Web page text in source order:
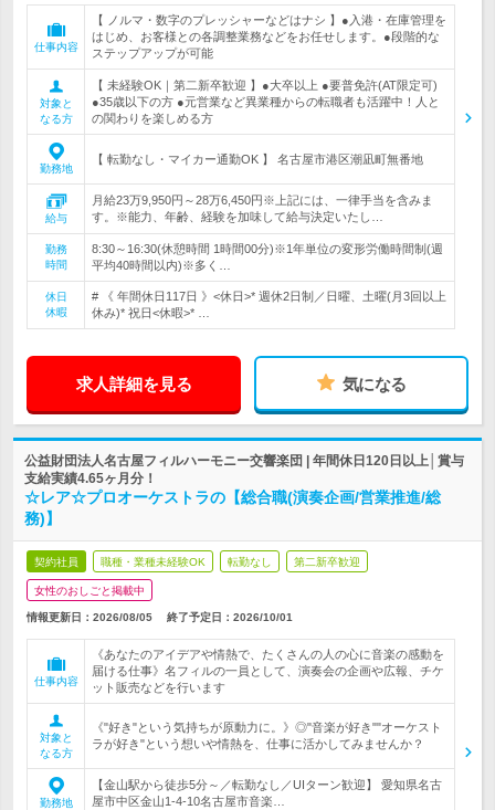
仕事内容
【 ノルマ・数字のプレッシャーなどはナシ 】●入港・在庫管理を
はじめ、お客様との各調整業務などをお任せします。●段階的な
ステップアップが可能
対象と
なる方
【 未経験OK｜第二新卒歓迎 】●大卒以上 ●要普免許(AT限定可)
●35歳以下の方 ●元営業など異業種からの転職者も活躍中！人と
の関わりを楽しめる方
勤務地
【 転勤なし・マイカー通勤OK 】 名古屋市港区潮凪町無番地
給与
月給23万9,950円～28万6,450円※上記には、一律手当を含みま
す。※能力、年齢、経験を加味して給与決定いたし…
勤務
時間
8:30～16:30(休憩時間 1時間00分)※1年単位の変形労働時間制(週
平均40時間以内)※多く…
休日
休暇
# 《 年間休日117日 》<休日>* 週休2日制／日曜、土曜(月3回以上
休み)* 祝日<休暇>* …
求人詳細を見る 気になる
公益財団法人名古屋フィルハーモニー交響楽団 | 年間休日120日以上│賞与
支給実績4.65ヶ月分！
☆レア☆プロオーケストラの【総合職(演奏企画/営業推進/総
務)】
契約社員 職種・業種未経験OK 転勤なし 第二新卒歓迎
女性のおしごと掲載中
情報更新日：2026/08/05 終了予定日： 2026/10/01
仕事内容
《あなたのアイデアや情熱で、たくさんの人の心に音楽の感動を
届ける仕事》名フィルの一員として、演奏会の企画や広報、チケ
ット販売などを行います
対象と
なる方
《"好き"という気持ちが原動力に。》◎"音楽が好き""オーケスト
ラが好き"という想いや情熱を、仕事に活かしてみませんか？
勤務地
【金山駅から徒歩5分～／転勤なし／UIターン歓迎】 愛知県名古
屋市中区金山1-4-10名古屋市音楽…